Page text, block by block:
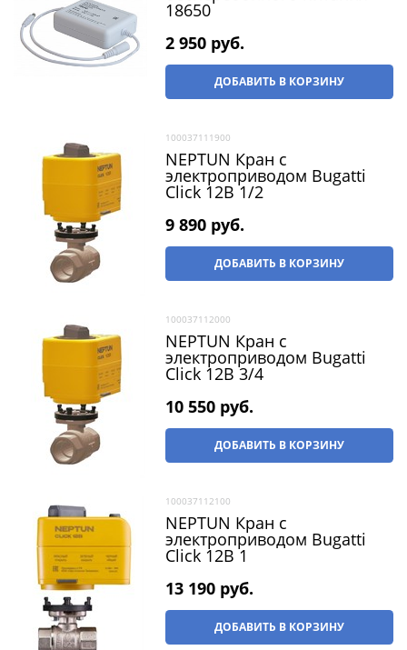
18650
2 950 руб.
ДОБАВИТЬ В КОРЗИНУ
100037111900
NEPTUN Кран с
электроприводом Bugatti
Click 12В 1/2
9 890 руб.
ДОБАВИТЬ В КОРЗИНУ
100037112000
NEPTUN Кран с
электроприводом Bugatti
Click 12В 3/4
10 550 руб.
ДОБАВИТЬ В КОРЗИНУ
100037112100
NEPTUN Кран с
электроприводом Bugatti
Click 12В 1
13 190 руб.
ДОБАВИТЬ В КОРЗИНУ